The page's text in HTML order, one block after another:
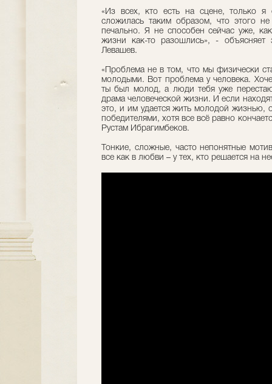
«Из всех, кто есть на сцене, только
сложилась таким образом, что этого
печально. Я не способен сейчас уже,
жизни как-то разошлись», - объясняет
Левашев.
«Проблема не в том, что мы физически
молодыми. Вот проблема у человека.
ты был молод, а люди тебя уже
драма человеческой жизни. И если
это, и им удается жить молодой жизнью,
победителями, хотя все всё равно
Рустам Ибрагимбеков.
Тонкие, сложные, часто непонятные
все как в любви – у тех, кто решается на